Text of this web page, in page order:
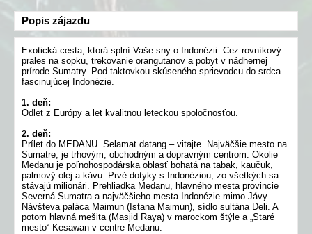
Popis zájazdu
Exotická cesta, ktorá splní Vaše sny o Indonézii. Cez rovníkový
prales na sopku, trekovanie orangutanov a pobyt v nádhernej
prírode Sumatry. Pod taktovkou skúseného sprievodcu do srdca
fascinujúcej Indonézie.
1. deň:
Odlet z Európy a let kvalitnou leteckou spoločnosťou.
2. deň:
Prílet do MEDANU. Selamat datang – vitajte. Najväčšie mesto na
Sumatre, je trhovým, obchodným a dopravným centrom. Okolie
Medanu je poľnohospodárska oblasť bohatá na tabak, kaučuk,
palmový olej a kávu. Prvé dotyky s Indonéziou, zo všetkých sa
stávajú milionári. Prehliadka Medanu, hlavného mesta provincie
Severná Sumatra a najväčšieho mesta Indonézie mimo Jávy.
Návšteva paláca Maimun (Istana Maimun), sídlo sultána Deli. A
potom hlavná mešita (Masjid Raya) v marockom štýle a „Staré
mesto“ Kesawan v centre Medanu.